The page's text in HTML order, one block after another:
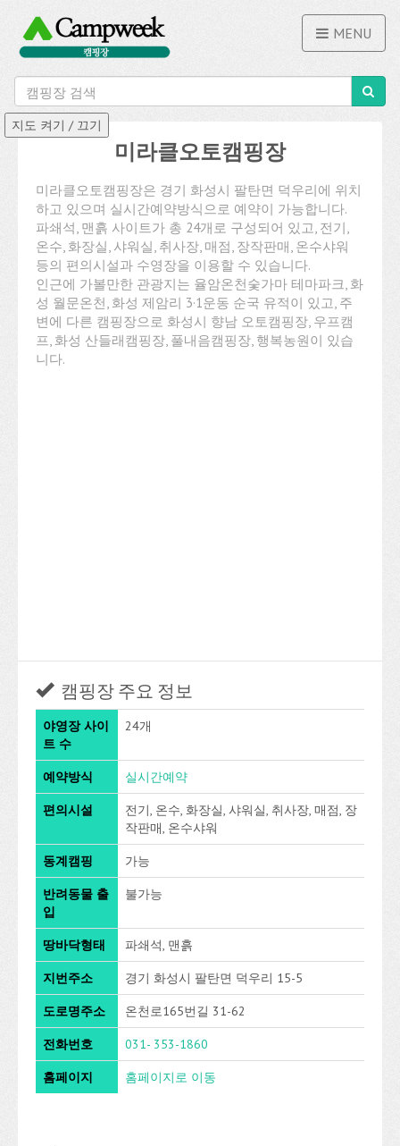
MENU
미라클오토캠핑장
미라클오토캠핑장은 경기 화성시 팔탄면 덕우리에 위치
하고 있으며 실시간예약방식으로 예약이 가능합니다.
파쇄석, 맨흙 사이트가 총 24개로 구성되어 있고, 전기,
온수, 화장실, 샤워실, 취사장, 매점, 장작판매, 온수샤워
등의 편의시설과 수영장을 이용할 수 있습니다.
인근에 가볼만한 관광지는 율암온천숯가마 테마파크, 화
성 월문온천, 화성 제암리 3·1운동 순국 유적이 있고, 주
변에 다른 캠핑장으로 화성시 향남 오토캠핑장, 우프캠
프, 화성 산들래캠핑장, 풀내음캠핑장, 행복농원이 있습
니다.
캠핑장 주요 정보
야영장 사이
트 수
24개
예약방식 실시간예약
편의시설
전기, 온수, 화장실, 샤워실, 취사장, 매점, 장
작판매, 온수샤워
동계캠핑 가능
반려동물 출
입
불가능
땅바닥형태 파쇄석, 맨흙
지번주소 경기 화성시 팔탄면 덕우리 15-5
도로명주소 온천로165번길 31-62
전화번호 031- 353-1860
홈페이지 홈페이지로 이동